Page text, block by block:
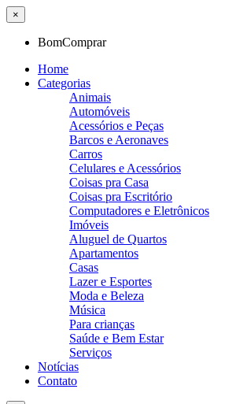
×
BomComprar
Home
Categorias
Animais
Automóveis
Acessórios e Peças
Barcos e Aeronaves
Carros
Celulares e Acessórios
Coisas pra Casa
Coisas pra Escritório
Computadores e Eletrônicos
Imóveis
Aluguel de Quartos
Apartamentos
Casas
Lazer e Esportes
Moda e Beleza
Música
Para crianças
Saúde e Bem Estar
Serviços
Notícias
Contato